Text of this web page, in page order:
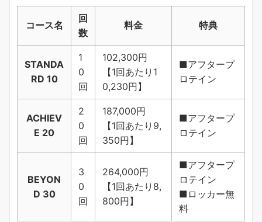
コース名
回
数
料金 特典
STANDA
RD 10
1
0
回
102,300円
【1回あたり1
0,230円】
■アフタープ
ロテイン
ACHIEV
E 20
2
0
回
187,000円
【1回あたり9,
350円】
■アフタープ
ロテイン
BEYON
D 30
3
0
回
264,000円
【1回あたり8,
800円】
■アフタープ
ロテイン
■ロッカー無
料